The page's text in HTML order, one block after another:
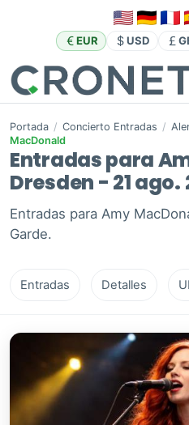
EUR USD
Portada / Concierto Entradas /
MacDonald
Entradas para
Dresden - 21 ago.
Entradas para Amy
Garde.
Entradas Detalles